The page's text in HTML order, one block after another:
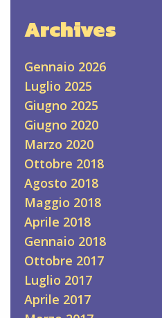
Archives
Gennaio 2026
Luglio 2025
Giugno 2025
Giugno 2020
Marzo 2020
Ottobre 2018
Agosto 2018
Maggio 2018
Aprile 2018
Gennaio 2018
Ottobre 2017
Luglio 2017
Aprile 2017